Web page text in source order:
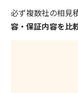
必ず複数社の相見
容・保証内容を比